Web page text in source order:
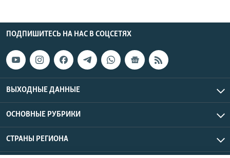
ПОДПИШИТЕСЬ НА НАС В СОЦСЕТЯХ
ВЫХОДНЫЕ ДАННЫЕ
ОСНОВНЫЕ РУБРИКИ
СТРАНЫ РЕГИОНА